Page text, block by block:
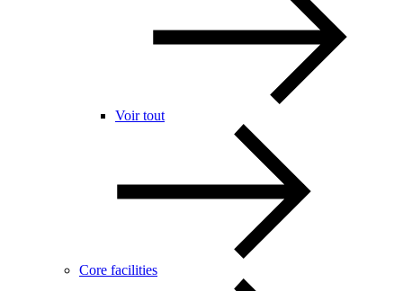
Voir tout
Core facilities